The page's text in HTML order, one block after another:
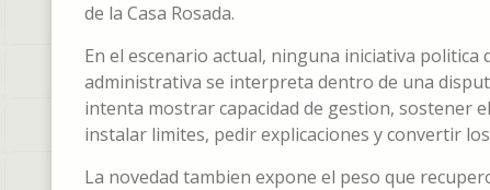
de la Casa Rosada.
En el escenario actual, ninguna iniciativa politica
administrativa se interpreta dentro de una
intenta mostrar capacidad de gestion, sostener
instalar limites, pedir explicaciones y convertir
La novedad tambien expone el peso que